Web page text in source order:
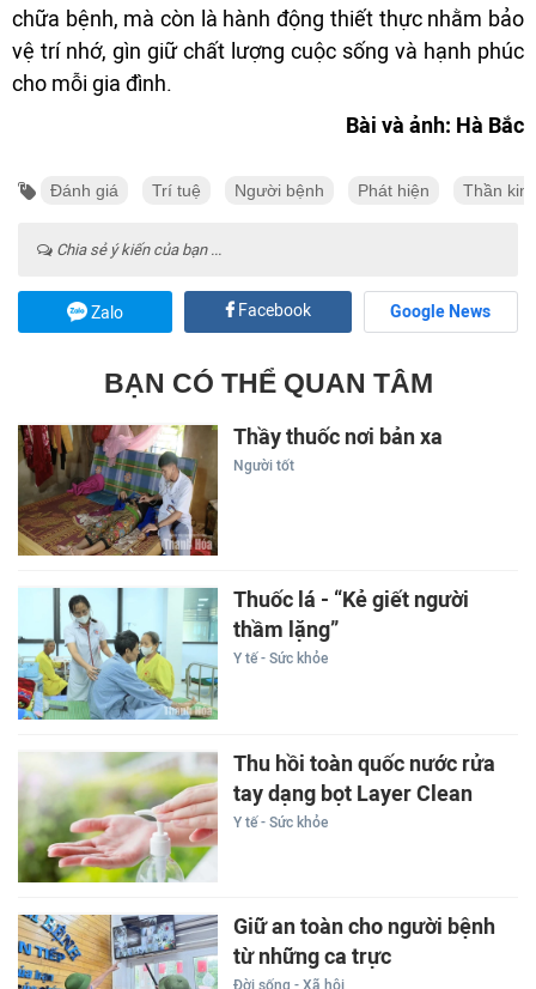
chữa bệnh, mà còn là hành động thiết thực nhằm bảo
vệ trí nhớ, gìn giữ chất lượng cuộc sống và hạnh phúc
cho mỗi gia đình.
Bài và ảnh: Hà Bắc
Đánh giá Trí tuệ Người bệnh Phát hiện Thần
Chia sẻ ý kiến của bạn ...
Zalo Facebook Google News
BẠN CÓ THỂ QUAN TÂM
Thầy thuốc nơi bản xa
Người tốt
Thuốc lá - “Kẻ giết người
thầm lặng”
Y tế - Sức khỏe
Thu hồi toàn quốc nước rửa
tay dạng bọt Layer Clean
Y tế - Sức khỏe
Giữ an toàn cho người bệnh
từ những ca trực
Đời sống - Xã hội